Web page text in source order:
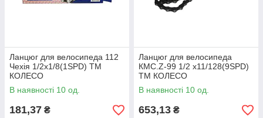
Ланцюг для велосипеда 112
Чехія 1/2х1/8(1SPD) ТМ
КОЛЕСО
В наявності 10 од.
181,37 ₴
Ланцюг для велосипеда
КМС.Z-99 1/2 x11/128(9SPD)
ТМ КОЛЕСО
В наявності 10 од.
653,13 ₴